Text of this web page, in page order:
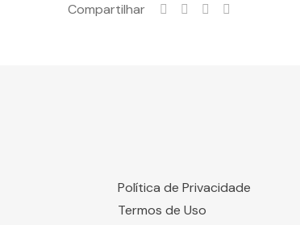
Compartilhar
Política de Privacidade
Termos de Uso